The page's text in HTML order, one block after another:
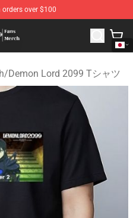
over $100
Official Demon Lord 2099
/Demon Lord 2099 Tシャツ